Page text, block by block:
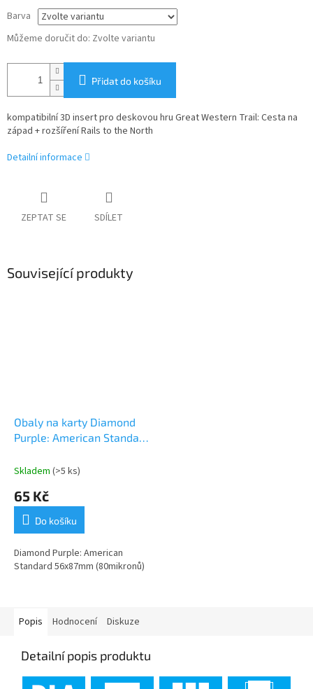
Barva
Můžeme doručit do: Zvolte variantu
Přidat do košíku
kompatibilní 3D insert pro deskovou hru Great Western Trail: Cesta na
západ + rozšíření Rails to the North
Detailní informace
ZEPTAT SE SDÍLET
Související produkty
Obaly na karty Diamond
Purple: American Standard
Skladem (>5 ks)
65 Kč
Do košíku
Diamond Purple: American
Standard 56x87mm (80mikronů)
Popis Hodnocení Diskuze
Detailní popis produktu